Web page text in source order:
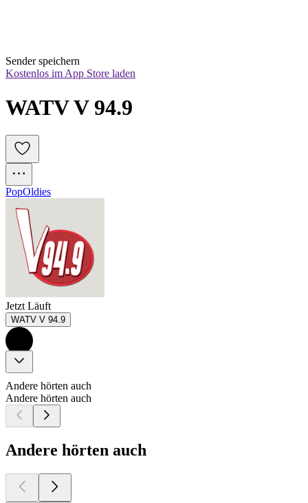
Sender speichern
Kostenlos im App Store laden
WATV V 94.9
PopOldies
Jetzt Läuft
WATV V 94.9
Andere hörten auch
Andere hörten auch
Andere hörten auch